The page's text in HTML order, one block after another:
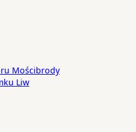
Mościbrody
Liw